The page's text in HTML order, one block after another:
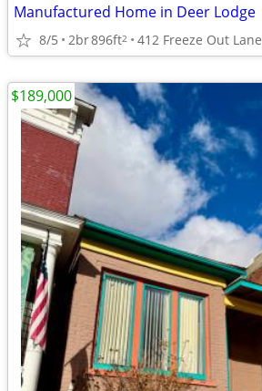
Manufactured Home in Deer Lodge
8/5 2br896ft2 412 Freeze Out Lane
$189,000